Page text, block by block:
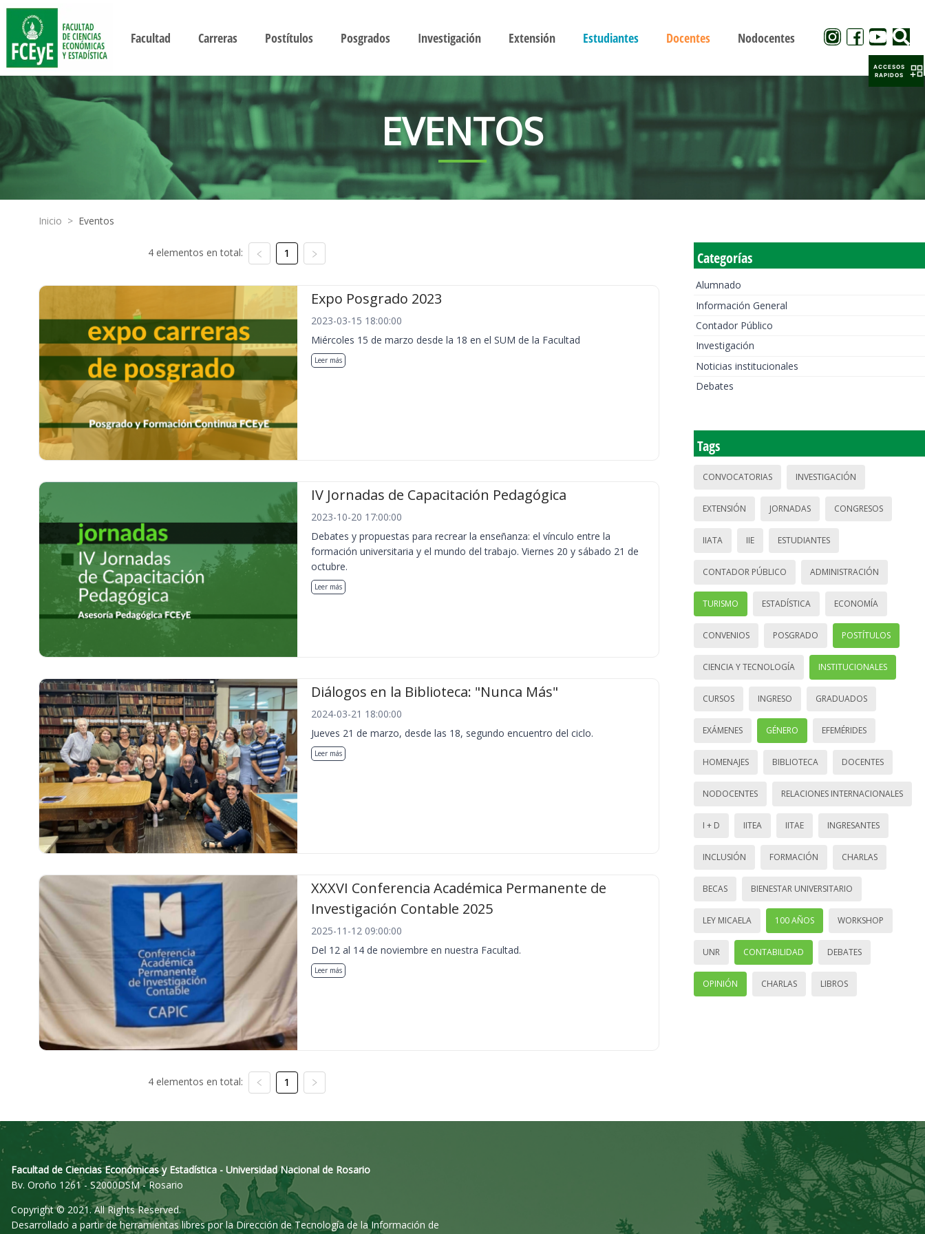
Facultad Carreras Postítulos Posgrados Investigación Extensión Estudiantes Docentes Nodocentes
EVENTOS
Inicio > Eventos
4 elementos en total: 1
Expo Posgrado 2023
2023-03-15 18:00:00
Miércoles 15 de marzo desde la 18 en el SUM de la Facultad
Leer más
IV Jornadas de Capacitación Pedagógica
2023-10-20 17:00:00
Debates y propuestas para recrear la enseñanza: el vínculo entre la
formación universitaria y el mundo del trabajo. Viernes 20 y sábado 21 de
octubre.
Leer más
Diálogos en la Biblioteca: "Nunca Más"
2024-03-21 18:00:00
Jueves 21 de marzo, desde las 18, segundo encuentro del ciclo.
Leer más
XXXVI Conferencia Académica Permanente de
Investigación Contable 2025
2025-11-12 09:00:00
Del 12 al 14 de noviembre en nuestra Facultad.
Leer más
4 elementos en total: 1
Categorías
Alumnado
Información General
Contador Público
Investigación
Noticias institucionales
Debates
Tags
CONVOCATORIAS INVESTIGACIÓN
EXTENSIÓN JORNADAS CONGRESOS
IIATA IIE ESTUDIANTES
CONTADOR PÚBLICO ADMINISTRACIÓN
TURISMO ESTADÍSTICA ECONOMÍA
CONVENIOS POSGRADO POSTÍTULOS
CIENCIA Y TECNOLOGÍA INSTITUCIONALES
CURSOS INGRESO GRADUADOS
EXÁMENES GÉNERO EFEMÉRIDES
HOMENAJES BIBLIOTECA DOCENTES
NODOCENTES RELACIONES INTERNACIONALES
I + D IITEA IITAE INGRESANTES
INCLUSIÓN FORMACIÓN CHARLAS
BECAS BIENESTAR UNIVERSITARIO
LEY MICAELA 100 AÑOS WORKSHOP
UNR CONTABILIDAD DEBATES
OPINIÓN CHARLAS LIBROS
Facultad de Ciencias Económicas y Estadística - Universidad Nacional de Rosario
Bv. Oroño 1261 - S2000DSM - Rosario
Copyright © 2021. All Rights Reserved.
Desarrollado a partir de herramientas libres por la Dirección de Tecnología de la Información de
ACCESOS
RAPIDOS